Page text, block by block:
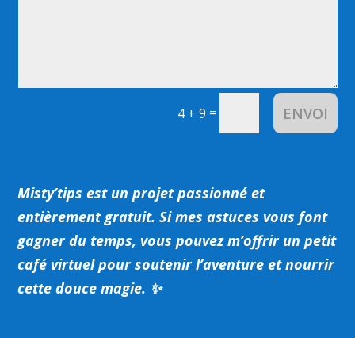
4 + 9 = ENVOI
Misty’tips est un projet passionné et
entièrement gratuit. Si mes astuces vous font
gagner du temps, vous pouvez m’offrir un petit
café virtuel pour soutenir l’aventure et nourrir
cette douce magie. ✨